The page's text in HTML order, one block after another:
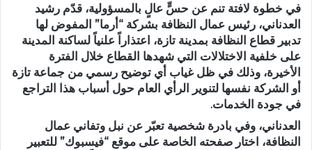
و
ي
ا
في خطوة لافتة تنم عن حسٍّ عالٍ بالمسؤولية، قدّم رشيد
العدناني، رئيس عمال النظافة بشركة “أرما” المفوض لها
تدبير قطاع النظافة بمدينة تازة، اعتذاراً علنياً لساكنة المدينة
على خلفية الاختلالات التي شهدها القطاع خلال الفترة
الأخيرة، وذلك في ظل غياب أي توضيح رسمي من جماعة تازة
أو الشركة نفسها لتنوير الرأي العام حول أسباب هذا التراجع
في جودة الخدمات.
العدناني، وفي بادرة شخصية تعبّر عن نبل وتفاني عمال
النظافة، اختار صفحته الخاصة على موقع “فيسبوك” للتعبير